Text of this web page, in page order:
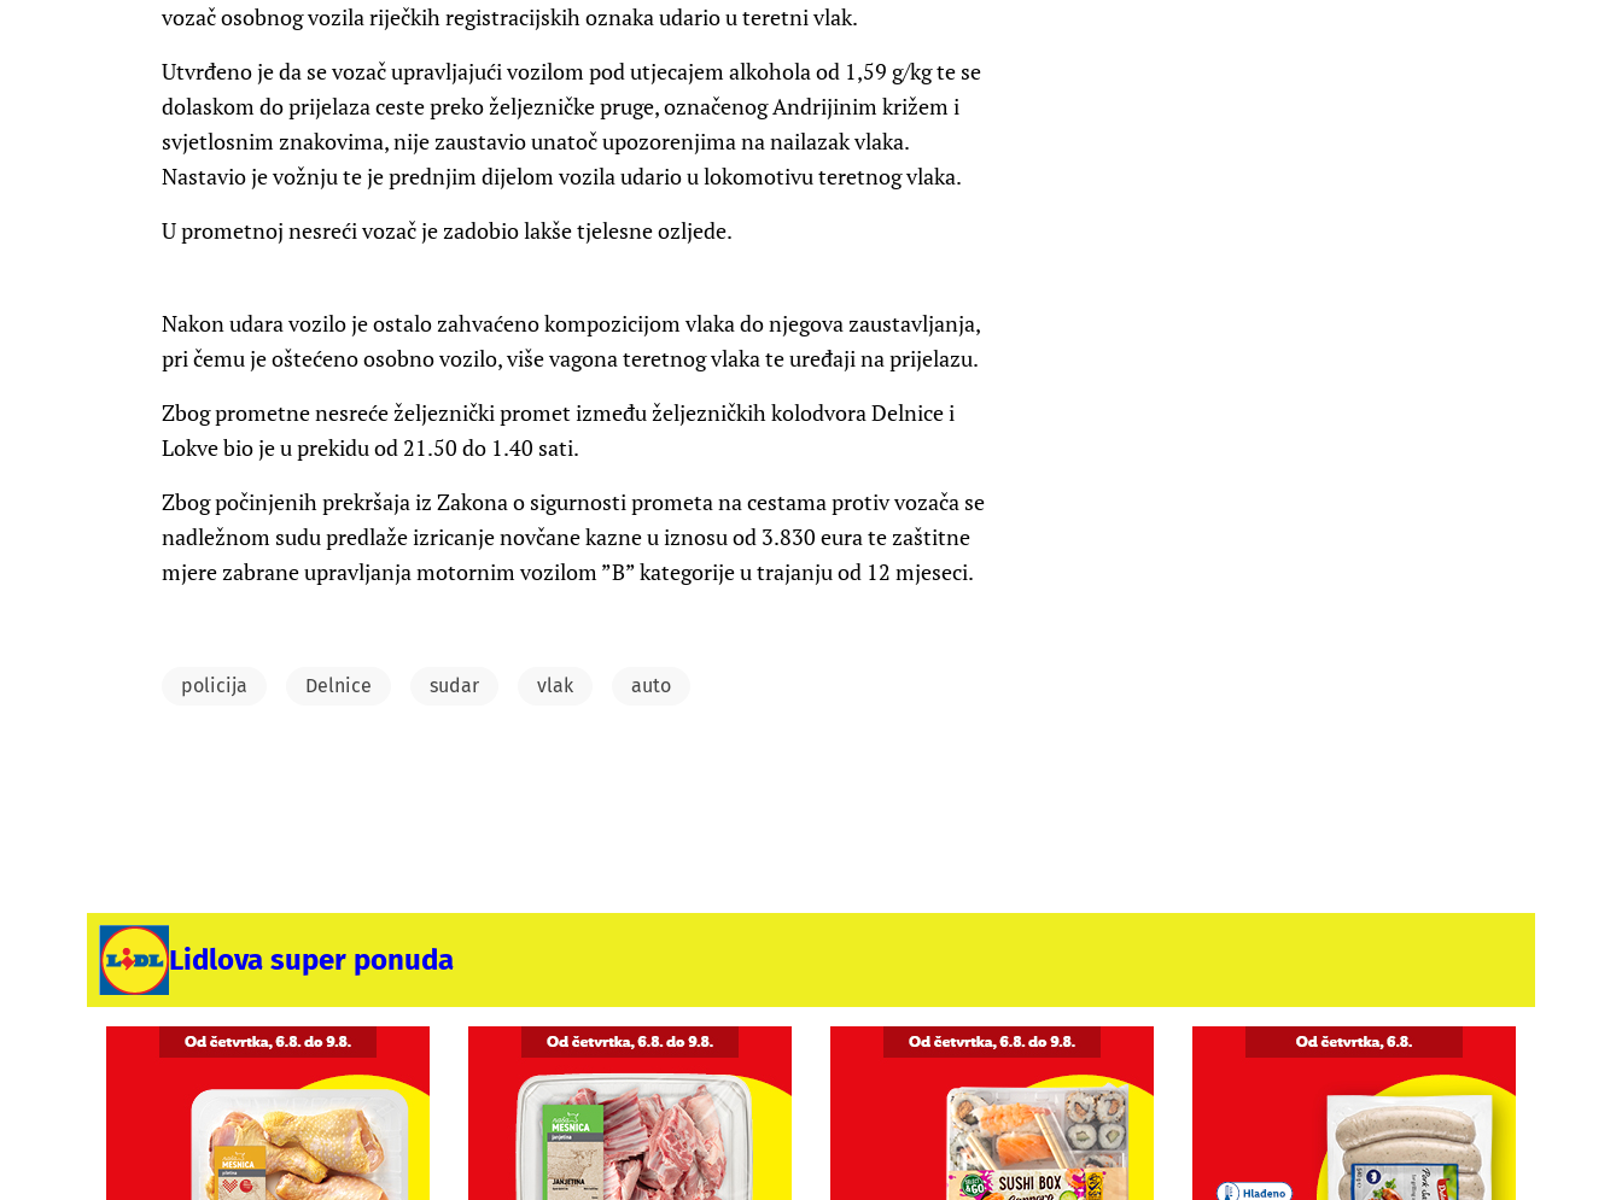
vozač osobnog vozila riječkih registracijskih oznaka udario u teretni vlak.
Utvrđeno je da se vozač upravljajući vozilom pod utjecajem alkohola od 1,59 g/kg te se
dolaskom do prijelaza ceste preko željezničke pruge, označenog Andrijinim križem i
svjetlosnim znakovima, nije zaustavio unatoč upozorenjima na nailazak vlaka.
Nastavio je vožnju te je prednjim dijelom vozila udario u lokomotivu teretnog vlaka.
U prometnoj nesreći vozač je zadobio lakše tjelesne ozljede.
Nakon udara vozilo je ostalo zahvaćeno kompozicijom vlaka do njegova zaustavljanja,
pri čemu je oštećeno osobno vozilo, više vagona teretnog vlaka te uređaji na prijelazu.
Zbog prometne nesreće željeznički promet između željezničkih kolodvora Delnice i
Lokve bio je u prekidu od 21.50 do 1.40 sati.
Zbog počinjenih prekršaja iz Zakona o sigurnosti prometa na cestama protiv vozača se
nadležnom sudu predlaže izricanje novčane kazne u iznosu od 3.830 eura te zaštitne
mjere zabrane upravljanja motornim vozilom ”B” kategorije u trajanju od 12 mjeseci.
policija Delnice sudar vlak auto
Lidlova super ponuda